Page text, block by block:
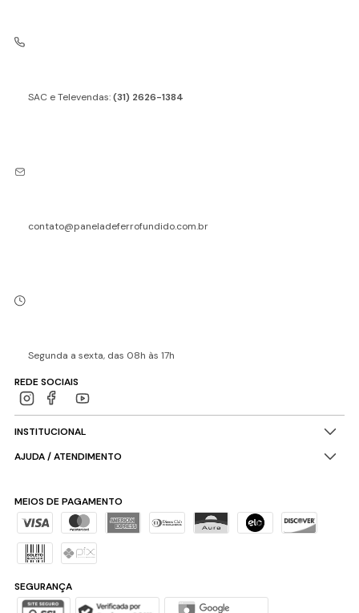
SAC e Televendas:(31) 2626-1384
contato@paneladeferrofundido.com.br
Segunda a sexta, das 08h às 17h
REDE SOCIAIS
INSTITUCIONAL
AJUDA / ATENDIMENTO
MEIOS DE PAGAMENTO
SEGURANÇA